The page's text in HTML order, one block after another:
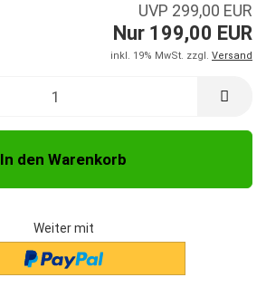
UVP 299,00 EUR
Nur 199,00 EUR
inkl. 19% MwSt. zzgl. Versand
In den Warenkorb
Weiter mit